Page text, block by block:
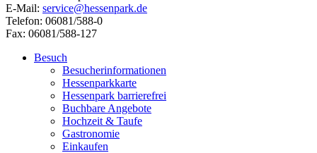
E-Mail: service@hessenpark.de
Telefon: 06081/588-0
Fax: 06081/588-127
Besuch
Besucherinformationen
Hessenparkkarte
Hessenpark barrierefrei
Buchbare Angebote
Hochzeit & Taufe
Gastronomie
Einkaufen